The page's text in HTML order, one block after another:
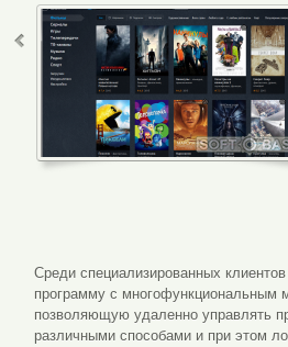
Среди специализированных
программу с многофункциональным
позволяющую удаленно управлять
различными способами и при этом